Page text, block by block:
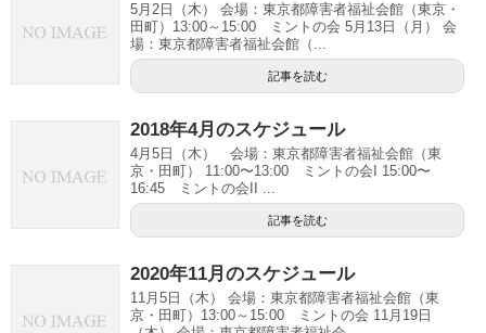
5月2日（木） 会場：東京都障害者福祉会館（東京・
田町）13:00～15:00 ミントの会 5月13日（月） 会
場：東京都障害者福祉会館（...
記事を読む
2018年4月のスケジュール
4月5日（木） 会場：東京都障害者福祉会館（東
京・田町） 11:00〜13:00 ミントの会I 15:00〜
16:45 ミントの会II ...
記事を読む
2020年11月のスケジュール
11月5日（木） 会場：東京都障害者福祉会館（東
京・田町）13:00～15:00 ミントの会 11月19日